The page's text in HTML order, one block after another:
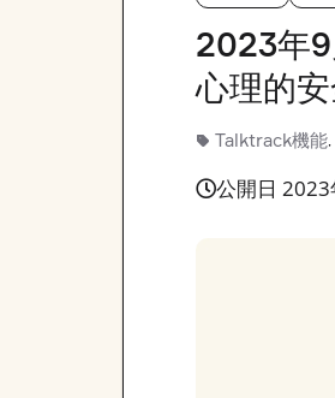
2023年
心理的
Talktrack機能,
公開日